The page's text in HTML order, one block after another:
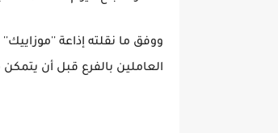
ووفق ما نقلته إذاعة
العاملين بالفرع قبل أن